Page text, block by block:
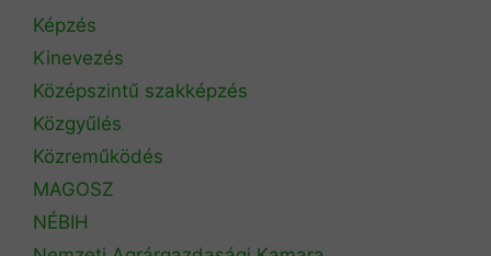
Képzés
Kinevezés
Középszintű szakképzés
Közgyűlés
Közreműködés
MAGOSZ
NÉBIH